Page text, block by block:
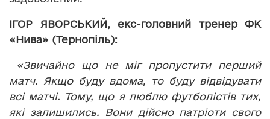
ІГОР ЯВОРСЬКИЙ, екс-головний тренер ФК
«Нива» (Тернопіль):
«Звичайно що не міг пропустити перший
матч. Якщо буду вдома, то буду відвідувати
всі матчі. Тому, що я люблю футболістів тих,
які залишились. Вони дійсно патріоти свого